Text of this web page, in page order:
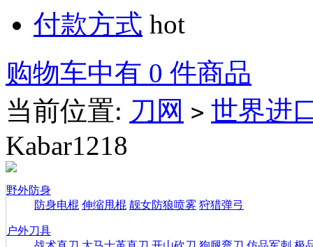
付款方式 hot
购物车中有 0 件商品
当前位置: 刀网 > 世界进
Kabar1218
野外防身
防身电棍 伸缩甩棍 靓女防狼喷雾 狩猎弹弓
户外刀具